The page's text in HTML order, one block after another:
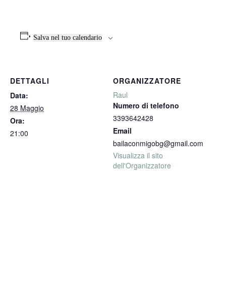
Salva nel tuo calendario
DETTAGLI
Data:
28 Maggio
Ora:
21:00
ORGANIZZATORE
Raul
Numero di telefono
3393642428
Email
bailaconmigobg@gmail.com
Visualizza il sito
dell'Organizzatore